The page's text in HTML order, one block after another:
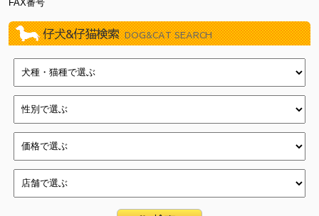
FAX番号
仔犬&仔猫検索 DOG&CAT SEARCH